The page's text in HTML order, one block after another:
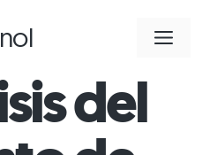
del